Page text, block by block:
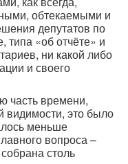
обтекаемыми и
депутатов по
типа «об отчёте» и
ни какой либо
и своего
часть времени,
видимости, это было
меньше
вопроса –
столь